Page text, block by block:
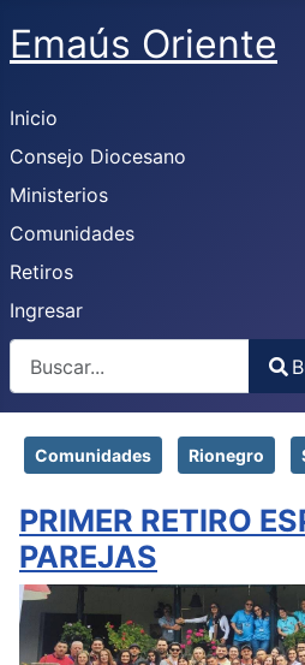
Emaús Oriente
Inicio
Consejo Diocesano
Ministerios
Comunidades
Retiros
Ingresar
Type 2 or more characters for
Comunidades Rionegro
PRIMER RETIRO
PAREJAS